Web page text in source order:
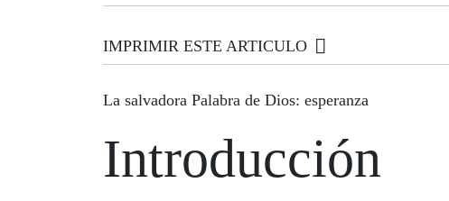
IMPRIMIR ESTE ARTICULO
La salvadora Palabra de Dios: esperanza
Introducción